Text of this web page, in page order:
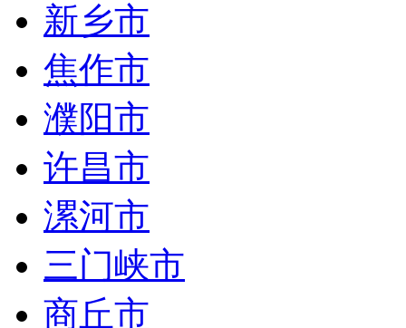
新乡市
焦作市
濮阳市
许昌市
漯河市
三门峡市
商丘市